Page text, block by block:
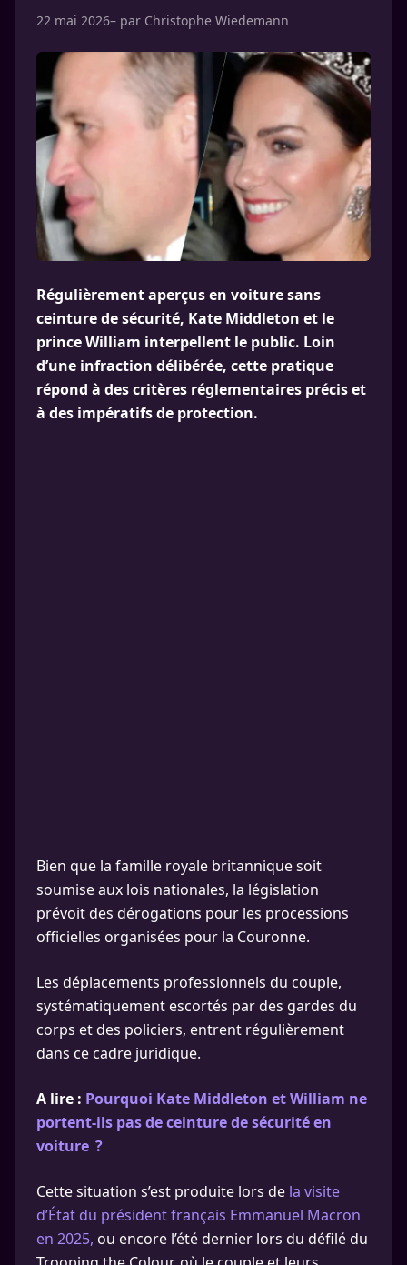
22 mai 2026– par Christophe Wiedemann
Régulièrement aperçus en voiture sans
ceinture de sécurité, Kate Middleton et le
prince William interpellent le public. Loin
d’une infraction délibérée, cette pratique
répond à des critères réglementaires précis et
à des impératifs de protection.
Bien que la famille royale britannique soit
soumise aux lois nationales, la législation
prévoit des dérogations pour les processions
officielles organisées pour la Couronne.
Les déplacements professionnels du couple,
systématiquement escortés par des gardes du
corps et des policiers, entrent régulièrement
dans ce cadre juridique.
A lire : Pourquoi Kate Middleton et William ne
portent-ils pas de ceinture de sécurité en
voiture ?
Cette situation s’est produite lors de la visite
d’État du président français Emmanuel Macron
en 2025, ou encore l’été dernier lors du défilé du